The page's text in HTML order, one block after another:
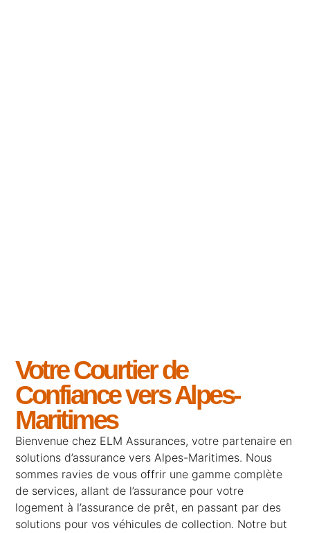
Votre Courtier de
Confiance vers Alpes-
Maritimes
Bienvenue chez ELM Assurances, votre partenaire en
solutions d’assurance vers Alpes-Maritimes. Nous
sommes ravies de vous offrir une gamme complète
de services, allant de l’assurance pour votre
logement à l’assurance de prêt, en passant par des
solutions pourvos véhicules de collection. Notre but